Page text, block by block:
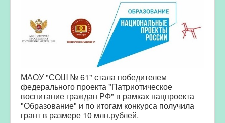
МАОУ "СОШ № 61" стала победителем
федерального проекта "Патриотическое
воспитание граждан РФ" в рамках нацпроекта
"Образование" и по итогам конкурса получила
грант в размере 10 млн.рублей.